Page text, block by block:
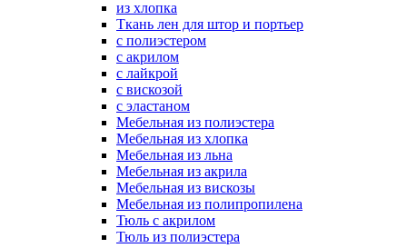
из хлопка
Ткань лен для штор и портьер
с полиэстером
с акрилом
с лайкрой
с вискозой
с эластаном
Мебельная из полиэстера
Мебельная из хлопка
Мебельная из льна
Мебельная из акрила
Мебельная из вискозы
Мебельная из полипропилена
Тюль с акрилом
Тюль из полиэстера